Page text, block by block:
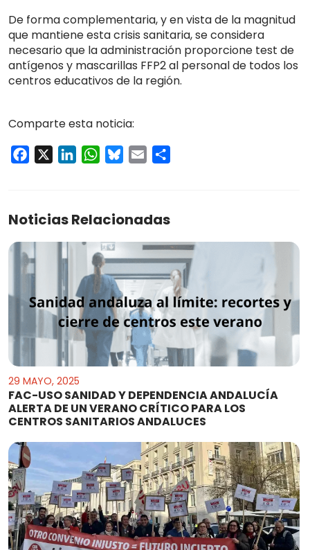
De forma complementaria, y en vista de la magnitud
que mantiene esta crisis sanitaria, se considera
necesario que la administración proporcione test de
antígenos y mascarillas FFP2 al personal de todos los
centros educativos de la región.
Comparte esta noticia:
Facebook LinkedInWhatsApp
Bluesky
Email
Noticias Relacionadas
29 MAYO, 2025
FAC-USO SANIDAD Y DEPENDENCIA ANDALUCÍA
ALERTA DE UN VERANO CRÍTICO PARA LOS
CENTROS SANITARIOS ANDALUCES